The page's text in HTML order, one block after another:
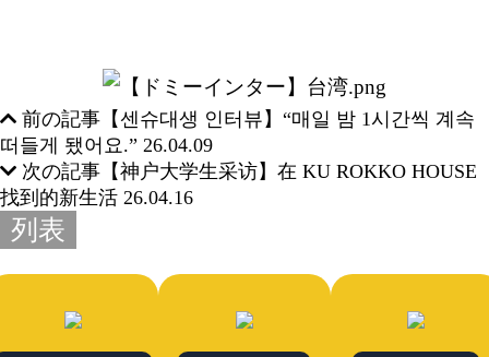
前の記事 【센슈대생 인터뷰】“매일 밤 1시간씩 계속
떠들게 됐어요.” 26.04.09
次の記事 【神户大学生采访】在 KU ROKKO HOUSE
找到的新生活 26.04.16
列表